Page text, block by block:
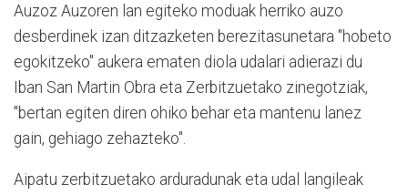
Auzoz Auzoren lan egiteko moduak herriko auzo
desberdinek izan ditzazketen berezitasunetara "hobeto
egokitzeko" aukera ematen diola udalari adierazi du
Iban San Martin Obra eta Zerbitzuetako zinegotziak,
"bertan egiten diren ohiko behar eta mantenu lanez
gain, gehiago zehazteko".
Aipatu zerbitzuetako arduradunak eta udal langileak